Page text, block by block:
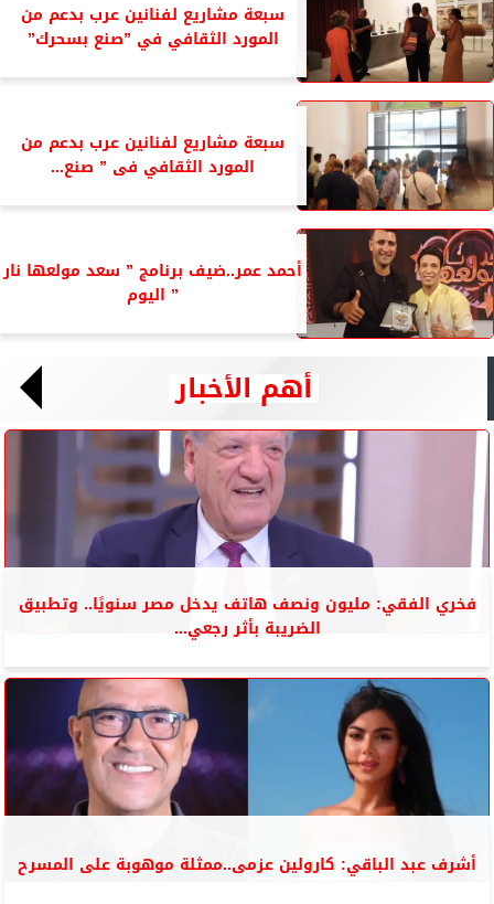
سبعة مشاريع لفنانين عرب بدعم من
المورد الثقافي في ”صنع بسحرك”
سبعة مشاريع لفنانين عرب بدعم من
المورد الثقافي فى ” صنع...
أحمد عمر..ضيف برنامج ” سعد مولعها نار
” اليوم
أهم الأخبار
فخري الفقي: مليون ونصف هاتف يدخل مصر سنويًا.. وتطبيق
الضريبة بأثر رجعي...
أشرف عبد الباقي: كارولين عزمى..ممثلة موهوبة على المسرح